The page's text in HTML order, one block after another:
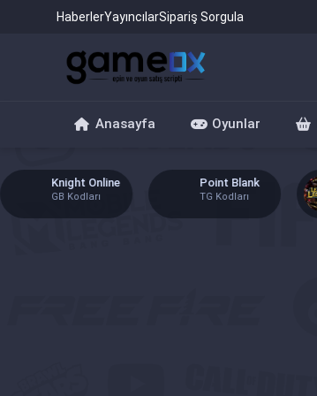
HaberlerYayıncılarSipariş Sorgula
Anasayfa Oyunlar
Point Blank
RP Kodları